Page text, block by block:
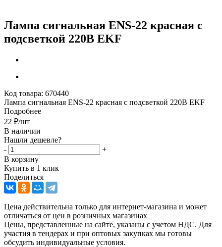
Лампа сигнальная ENS-22 красная с
подсветкой 220В EKF
Код товара: 670440
Лампа сигнальная ENS-22 красная с подсветкой 220В EKF
Подробнее
22 ₽/шт
В наличии
Нашли дешевле?
-
+
В корзину
Купить в 1 клик
Поделиться
Цена действительна только для интернет-магазина и может
отличаться от цен в розничных магазинах
Цены, представленные на сайте, указаны с учетом НДС. Для
участия в тендерах и при оптовых закупках мы готовы
обсудить индивидуальные условия.